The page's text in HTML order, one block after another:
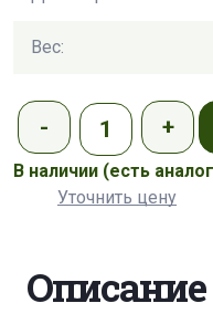
Вес:
В наличии (есть
Уточнить цену
Описание